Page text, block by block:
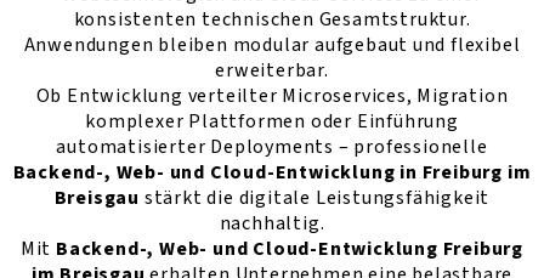
konsistenten technischen Gesamtstruktur.
Anwendungen bleiben modular aufgebaut und flexibel
erweiterbar.
Ob Entwicklung verteilter Microservices, Migration
komplexer Plattformen oder Einführung
automatisierter Deployments – professionelle
Backend-, Web- und Cloud-Entwicklung in Freiburg im
Breisgau stärkt die digitale Leistungsfähigkeit
nachhaltig.
Mit Backend-, Web- und Cloud-Entwicklung Freiburg